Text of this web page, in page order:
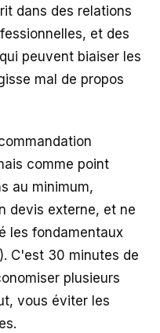
dans des relations
et des
peuvent biaiser les
mal de propos
comme point
au minimum,
devis externe, et ne
les fondamentaux
C'est 30 minutes de
plusieurs
vous éviter les